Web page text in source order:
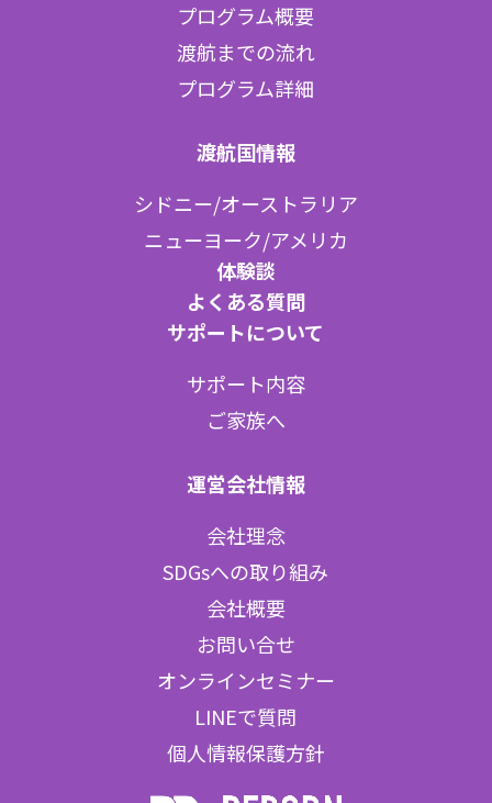
プログラム概要
渡航までの流れ
プログラム詳細
渡航国情報
シドニー/オーストラリア
ニューヨーク/アメリカ
体験談
よくある質問
サポートについて
サポート内容
ご家族へ
運営会社情報
会社理念
SDGsへの取り組み
会社概要
お問い合せ
オンラインセミナー
LINEで質問
個人情報保護方針